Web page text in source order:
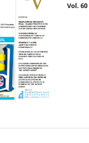
Vol.